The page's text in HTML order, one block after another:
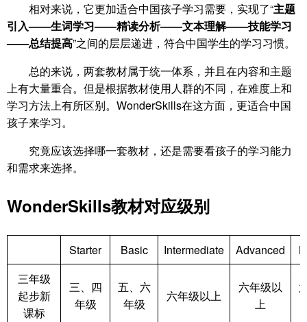
相对来说，它更加适合中国孩子学习需要，实现了“主题
引入——生词学习——精读分析——文本理解——技能学习
——总结提高”之间的层层递进，符合中国学生的学习习惯。
总的来说，两套教材属于统一体系，并且在内容和主题
上有大量重合。但是根据教材使用人群的不同，在难度上和
学习方法上有所区别。WonderSkills在这方面，更适合中国
孩子来学习。
究竟应该选择哪一套教材，还是需要看孩子的学习能力
和需求来选择。
WonderSkills教材对应级别
Starter Basic Intermediate Advanced
三年级
起步新
课标
三、四
年级
五、六
年级
六年级以上
六年级以
上